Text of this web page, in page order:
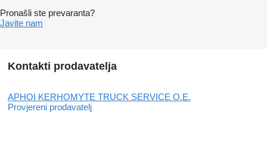
Pronašli ste prevaranta?
Javite nam
Kontakti prodavatelja
APHOI KERHOMYTE TRUCK SERVICE O.E.
Provjereni prodavatelj